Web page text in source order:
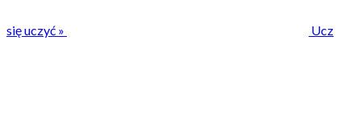
się uczyć » Ucz